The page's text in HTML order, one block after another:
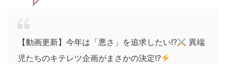
【動画更新】今年は「悪さ」を追求したい!?
異端
児たちのキテレツ企画がまさかの決定!?